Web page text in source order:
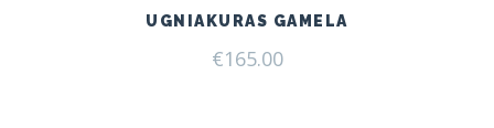
UGNIAKURAS GAMELA
€165.00